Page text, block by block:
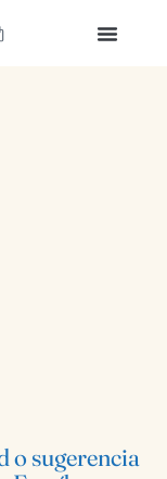
o sugerencia